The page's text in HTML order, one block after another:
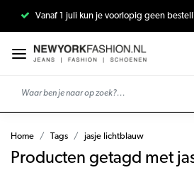
Vanaf 1 juli kun je voorlopig geen
Home Tags jasje lichtblauw
Producten getagd met